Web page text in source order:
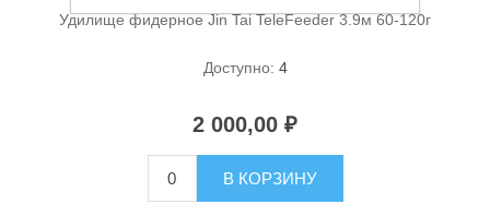
Удилище фидерное Jin Tai TeleFeeder 3.9м 60-120г
Доступно: 4
2 000,00 ₽
В КОРЗИНУ